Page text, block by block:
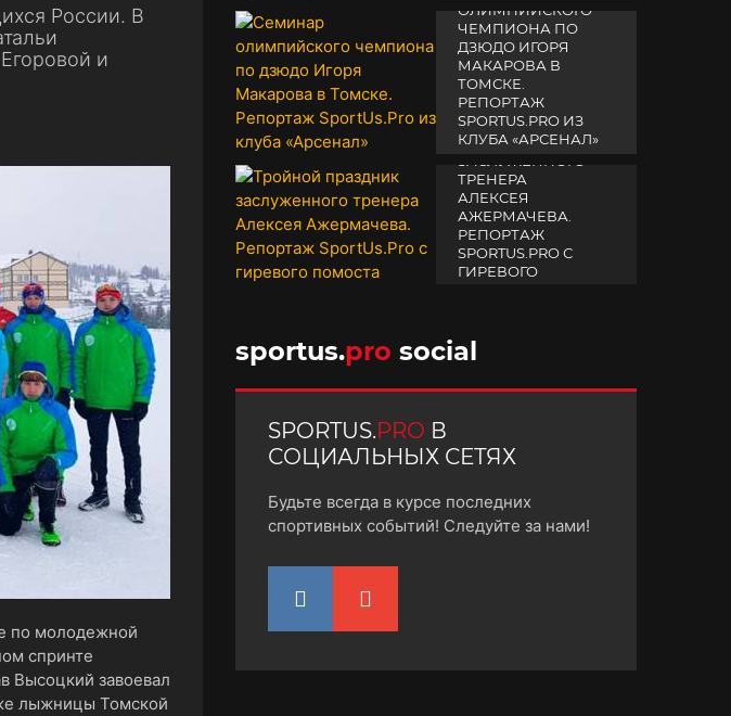
России. В
и
по молодежной
спринте
Высоцкий завоевал
лыжницы Томской
19 февраля 2026
ОЛИМПИЙСКОГО
ЧЕМПИОНА ПО
ДЗЮДО ИГОРЯ
МАКАРОВА В
ТОМСКЕ.
РЕПОРТАЖ
SPORTUS.PRO ИЗ
КЛУБА «АРСЕНАЛ»
14 апреля 2025
ТРОЙНОЙ
ПРАЗДНИК
ТРЕНЕРА
АЛЕКСЕЯ
АЖЕРМАЧЕВА.
РЕПОРТАЖ
SPORTUS.PRO С
ГИРЕВОГО
sportus.pro social
SPORTUS.PRO В
СОЦИАЛЬНЫХ СЕТЯХ
Будьте всегда в курсе последних
спортивных событий! Следуйте за нами!